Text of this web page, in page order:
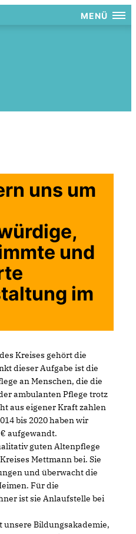
MENÜ
uns um
und
im
Kreises gehört die
dieser Aufgabe ist die
an Menschen, die die
ambulanten Pflege trotz
aus eigener Kraft zahlen
bis 2020 haben wir
aufgewandt.
guten Altenpflege
Mettmann bei. Sie
und überwacht die
Für die
ist sie Anlaufstelle bei
Bildungsakademie,